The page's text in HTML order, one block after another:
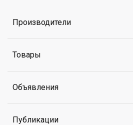
Производители
Товары
Объявления
Публикации